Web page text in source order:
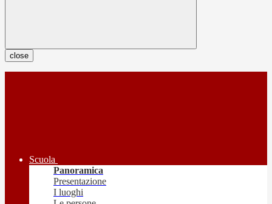
close
Scuola
Panoramica
Presentazione
I luoghi